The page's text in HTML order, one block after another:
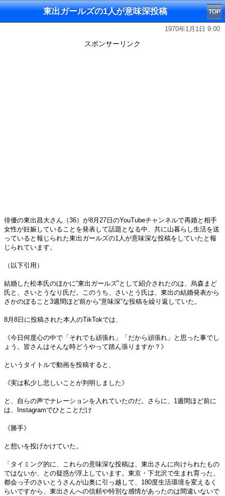
東出ガールズの1人が意味深投稿 TOP
1970年1月1日 9:00
スポンサーリンク
俳優の東出昌大さん（36）が8月27日のYouTubeチャンネルで再婚と相手
女性が妊娠していることを発表して話題となる中、共に山暮らし生活を送
っていると報じられた東出ガールズの1人が意味深な投稿をしていたと報
じられています。
（以下引用）
結婚した松本氏のほかに“東出ガールズ”として紹介されたのは、烏森まど
氏と、さいとうなり氏だ。このうち、さいとう氏は、東出の結婚発表から
さかのぼること3週間ほど前から“意味深”な投稿を繰り返していた。
8月8日に投稿された本人のTikTokでは、
《今日何度心の中で「それでも頑張れ」「だから頑張れ」と思った事でし
ょう。皆さんはそんな時どうやって踏ん張りますか？》
というタイトルで動画を投稿すると、
《実は私少し悲しいことが判明しました》
と、自らの声でナレーションを入れていたのだ。さらに、1週間ほど前に
は、Instagramでひとことだけ
《勝手》
と想いを投げかけていた。
「タイミング的に、これらの意味深な投稿は、東出さんに向けられたもの
ではないか、との疑惑が浮上しています。東京・下北沢で生まれ育った、
都会っ子のさいとうさんが山奥に引っ越して、180度生活環境を変えるく
らいですから、東出さんへの信頼や特別な感情があったのは間違いないで